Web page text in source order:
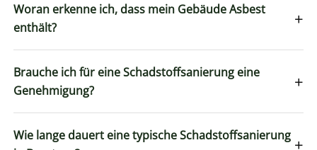
Woran erkenne ich, dass mein Gebäude Asbest
enthält?
+
Brauche ich für eine Schadstoffsanierung eine
Genehmigung?
+
Wie lange dauert eine typische Schadstoffsanierung +